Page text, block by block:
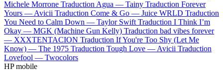
Michele Morrone Traduction Agua — Tainy Traduction Forever
Yours — Avicii Traduction Come & Go — Juice WRLD Traduction
You Need to Calm Down — Taylor Swift Traduction I Think I’m
Okay — MGK (Machine Gun Kelly) Traduction bad vibes forever
— XXXTENTACION Traduction If You're Too Shy (Let Me
Know) — The 1975 Traduction Tough Love — Avicii Traduction
Lovefool — Twocolors
HP mobile